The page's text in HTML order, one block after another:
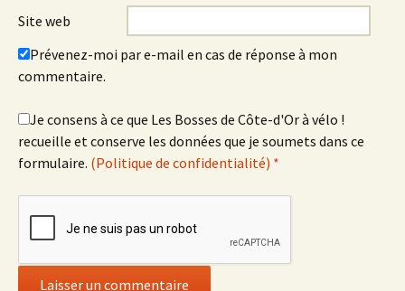
Site web
Prévenez-moi par e-mail en cas de réponse à mon
commentaire.
Je consens à ce que Les Bosses de Côte-d'Or à vélo !
recueille et conserve les données que je soumets dans ce
formulaire. (Politique de confidentialité) *